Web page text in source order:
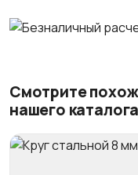
Смотрите
нашего каталога